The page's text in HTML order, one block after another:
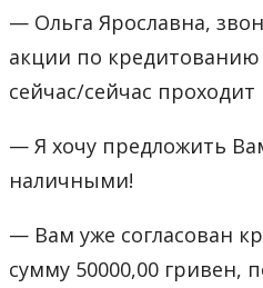
— Ольга Ярославна,
акции по кредитованию
сейчас/сейчас
— Я хочу предложить
наличными!
— Вам уже согласован
сумму 50000,00 гривен,